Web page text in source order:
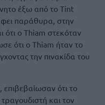
έξω από το Tint
παράθυρα, στην
ότι ο Thiam στεκόταν
ότι ο Thiam ήταν το
την πινακίδα του
ότι το
και τον